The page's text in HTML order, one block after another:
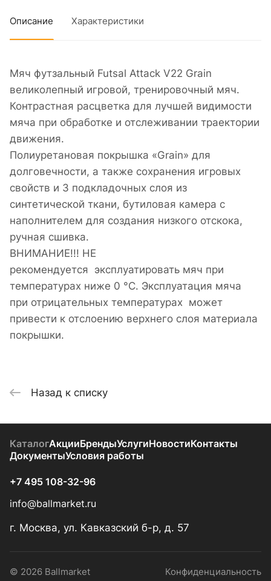
Описание Характеристики
Мяч футзальный Futsal Attack V22 Grain
великолепный игровой, тренировочный мяч.
Контрастная расцветка для лучшей видимости
мяча при обработке и отслеживании траектории
движения.
Полиуретановая покрышка «Grain» для
долговечности, а также сохранения игровых
свойств и 3 подкладочных слоя из
синтетической ткани, бутиловая камера с
наполнителем для создания низкого отскока,
ручная сшивка.
ВНИМАНИЕ!!! НЕ
рекомендуется эксплуатировать мяч при
температурах ниже 0 °C. Эксплуатация мяча
при отрицательных температурах может
привести к отслоению верхнего слоя материала
покрышки.
Назад к списку
КаталогАкцииБрендыУслугиНовостиКонтакты
ДокументыУсловия работы
+7 495 108-32-96
info@ballmarket.ru
г. Москва, ул. Кавказский б-р, д. 57
© 2026 Ballmarket Конфиденциальность